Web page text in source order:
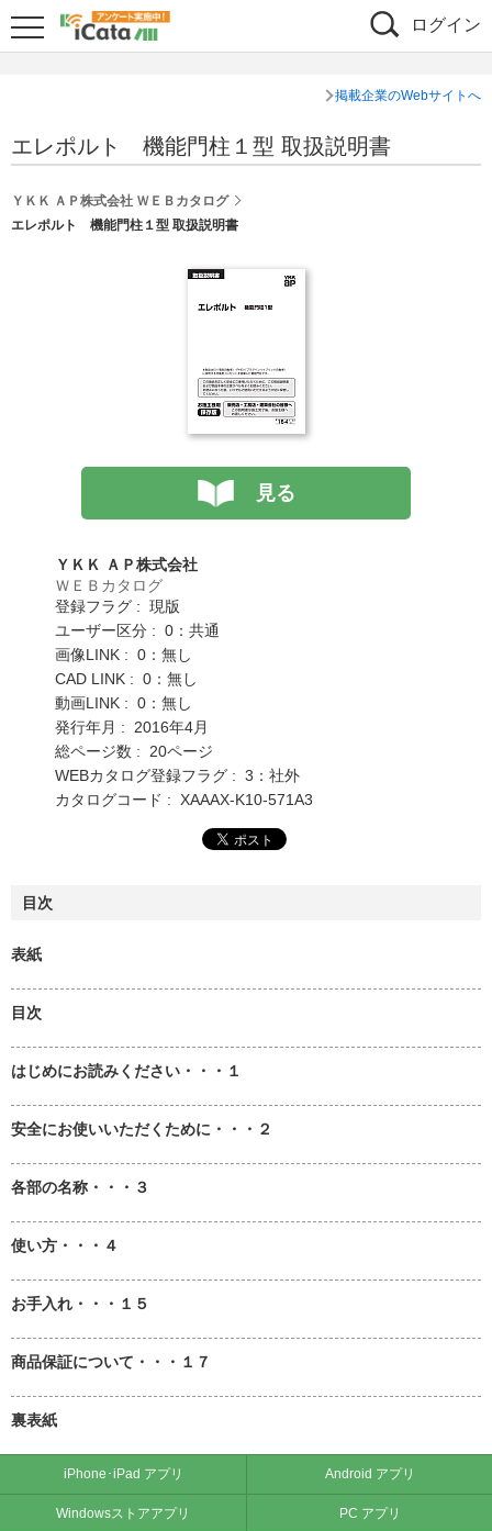
ログイン
掲載企業のWebサイトへ
エレポルト 機能門柱１型 取扱説明書
ＹＫＫ ＡＰ株式会社 ＷＥＢカタログ
エレポルト 機能門柱１型 取扱説明書
見る
ＹＫＫ ＡＰ株式会社
ＷＥＢカタログ
登録フラグ : 現版
ユーザー区分 : 0：共通
画像LINK : 0：無し
CAD LINK : 0：無し
動画LINK : 0：無し
発行年月 : 2016年4月
総ページ数 : 20ページ
WEBカタログ登録フラグ : 3：社外
カタログコード : XAAAX-K10-571A3
目次
表紙
目次
はじめにお読みください・・・１
安全にお使いいただくために・・・２
各部の名称・・・３
使い方・・・４
お手入れ・・・１５
商品保証について・・・１７
裏表紙
iPhone･iPad アプリ Android アプリ
Windowsストアアプリ PC アプリ